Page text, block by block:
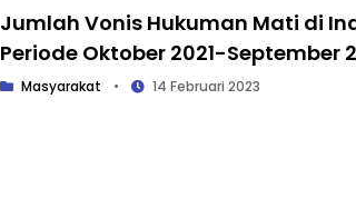
Jumlah Vonis Hukuman Mati di
Periode Oktober 2021-September
Masyarakat • 14 Februari 2023